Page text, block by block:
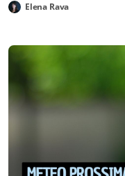
Elena Rava